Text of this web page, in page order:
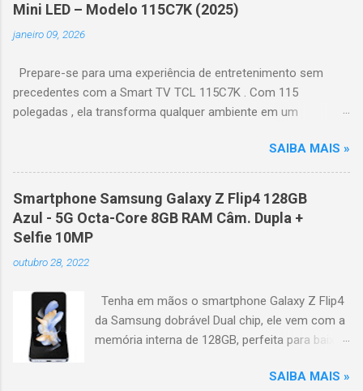
Mini LED – Modelo 115C7K (2025)
janeiro 09, 2026
Prepare-se para uma experiência de entretenimento sem
precedentes com a Smart TV TCL 115C7K . Com 115
polegadas , ela transforma qualquer ambiente em um
e realistas. 🌟 Destaques do produto Tela QLED Mini LED 115” :
controle de iluminação preciso, brilho intenso e cores
vibrantes. Resolução 4K UHD : detalhes impressionantes e
contraste profundo em cada cena. Processador AiPQ :
desempenho otimizado para imagens e movimentos fluidos.
ideal para esportes e games, garantindo fluidez e resposta
recomendações personalizadas e acesso a aplicativos como
YouTube, Netflix, Disney+, Prime Video, HBO Max e muito mais.
Google Assistente : comandos de voz para facilitar sua
navegação. 📐 Design e dimensões Largura: 256,6 cm | Altura:
153,8 cm | Profundidade: 44,5 cm Peso: 99,8 kg (229,3 kg com
SAIBA MAIS »
Smartphone Samsung Galaxy Z Flip4 128GB
Azul - 5G Octa-Core 8GB RAM Câm. Dupla +
Selfie 10MP
outubro 28, 2022
Tenha em mãos o smartphone Galaxy Z Flip4
da Samsung dobrável Dual chip, ele vem com a
memória interna de 128GB, perfeita para baixar
centenas de fotos com estilo graças a sua cor
SAIBA MAIS »